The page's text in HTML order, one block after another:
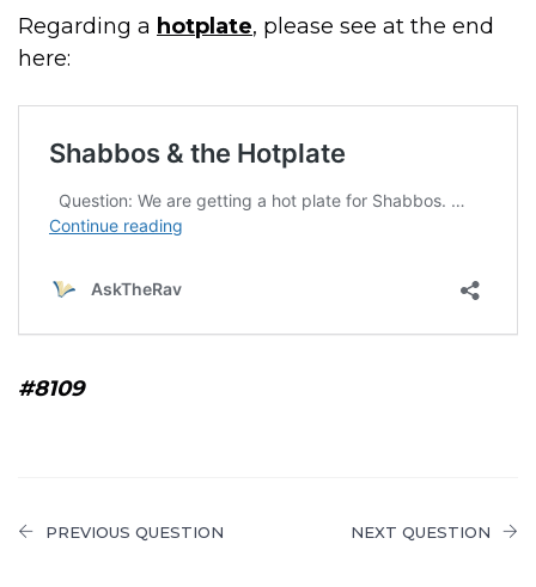
Regarding a hotplate, please see at the end
here:
#8109
PREVIOUS QUESTION NEXT QUESTION